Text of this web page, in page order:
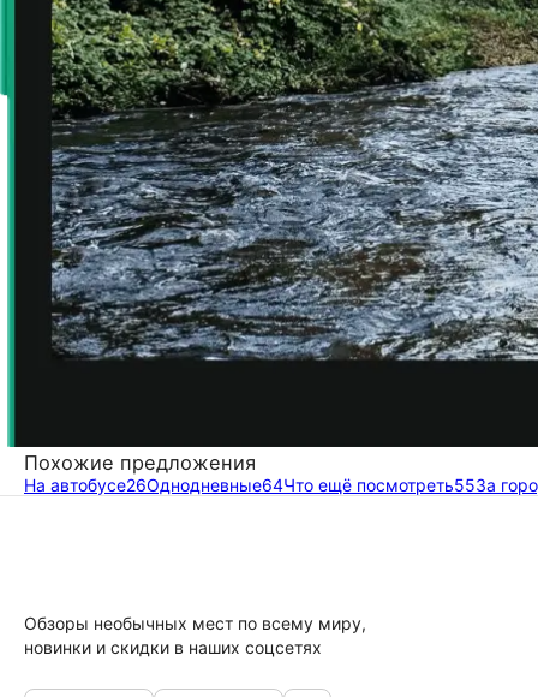
Похожие предложения
На автобусе26Однодневные64Что ещё посмотреть55За
Обзоры необычных мест по всему миру,
новинки и скидки в наших соцсетях